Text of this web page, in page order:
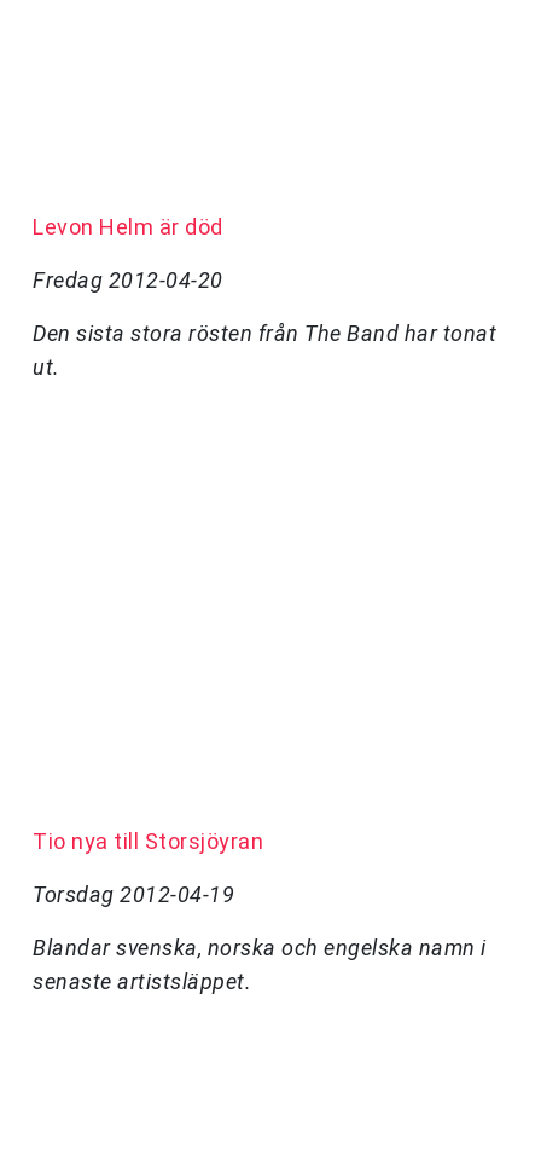
Levon Helm är död
Fredag 2012-04-20
Den sista stora rösten från The Band har tonat
ut.
Tio nya till Storsjöyran
Torsdag 2012-04-19
Blandar svenska, norska och engelska namn i
senaste artistsläppet.